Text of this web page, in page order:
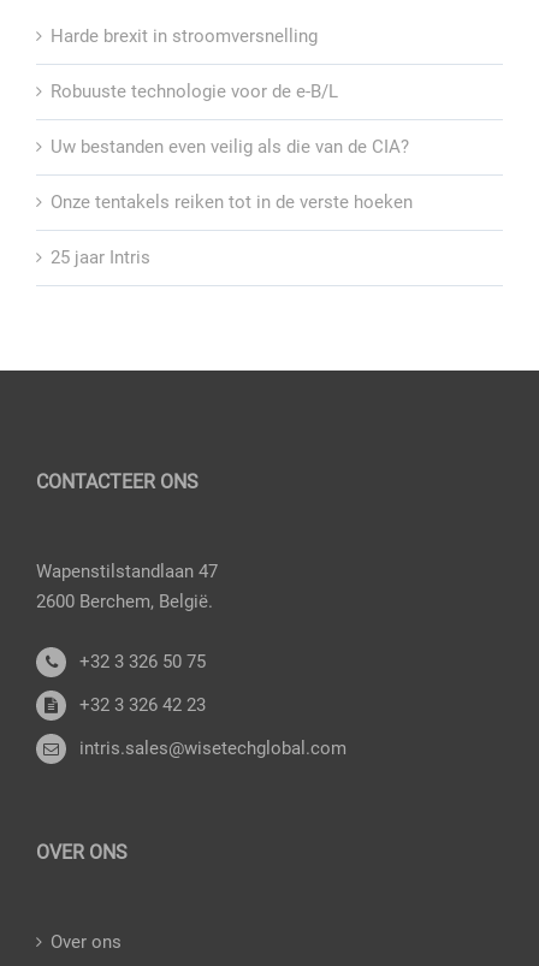
Harde brexit in stroomversnelling
Robuuste technologie voor de e-B/L
Uw bestanden even veilig als die van de CIA?
Onze tentakels reiken tot in de verste hoeken
25 jaar Intris
CONTACTEER ONS
Wapenstilstandlaan 47
2600 Berchem, België.
+32 3 326 50 75
+32 3 326 42 23
intris.sales@wisetechglobal.com
OVER ONS
Over ons